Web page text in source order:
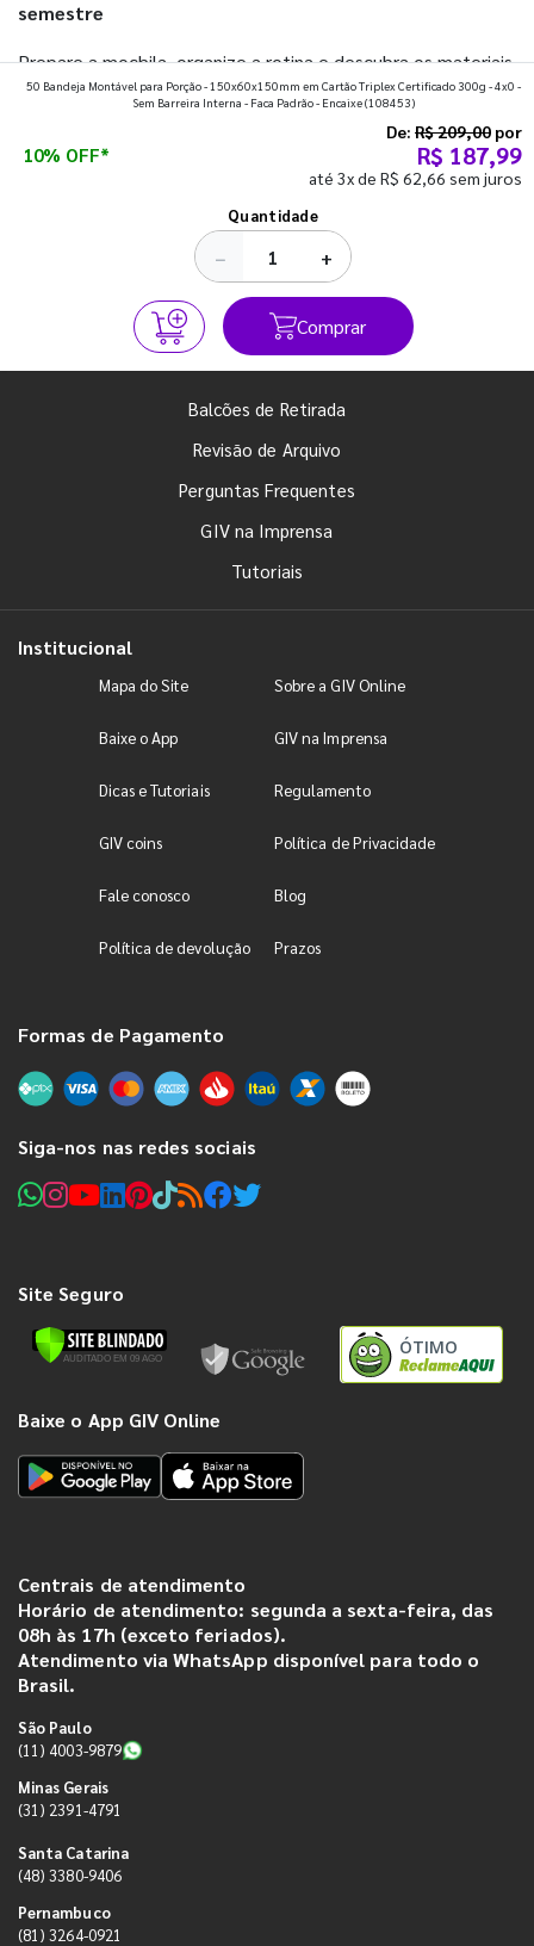
semestre
Prepare a mochila, organize a rotina e descubra os materiais
que fazem toda diferença para começar o segundo
50 Bandeja Montável para Porção - 150x60x150mm em Cartão Triplex Certificado 300g - 4x0 -
Sem Barreira Interna - Faca Padrão - Encaixe(108453)
10% OFF*
De: R$ 209,00 por
R$ 187,99
até 3x de R$ 62,66 sem juros
Quantidade
− +
Comprar
Balcões de Retirada
Revisão de Arquivo
Perguntas Frequentes
GIV na Imprensa
Tutoriais
Institucional
Mapa do Site Sobre a GIV Online
Baixe o App GIV na Imprensa
Dicas e Tutoriais Regulamento
GIV coins Política de Privacidade
Fale conosco Blog
Política de devolução Prazos
Formas de Pagamento
Siga-nos nas redes sociais
Site Seguro
ÓTIMO
Baixe o App GIV Online
Centrais de atendimento
Horário de atendimento: segunda a sexta-feira, das
08h às 17h (exceto feriados).
Atendimento via WhatsApp disponível para todo o
Brasil.
São Paulo
(11) 4003-9879
Minas Gerais
(31) 2391-4791
Santa Catarina
(48) 3380-9406
Pernambuco
(81) 3264-0921